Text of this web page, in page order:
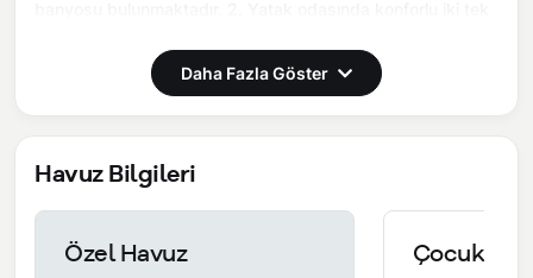
bulunmaktadır. Salon bölümünde modern oturma grubu,
televizyon, klima ve açık plan tam donanımlı mutfak yer
sunulmaktadır.
anı yaşarsınız.
Daha Fazla Göster
Havuz Bilgileri
Özel Havuz Çocuk